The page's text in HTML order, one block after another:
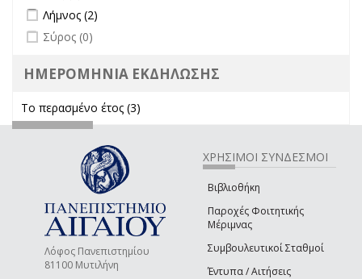
Apply Λήμνος filter
Λήμνος (2)
undefined
Σύρος (0)
ΗΜΕΡΟΜΗΝΙΑ ΕΚΔΗΛΩΣΗΣ
Το περασμένο έτος (3)
Λόφος Πανεπιστημίου
81100 Μυτιλήνη
ΧΡΗΣΙΜΟΙ ΣΥΝΔΕΣΜΟΙ
Βιβλιοθήκη
Παροχές Φοιτητικής
Μέριμνας
Συμβουλευτικοί Σταθμοί
Έντυπα / Αιτήσεις